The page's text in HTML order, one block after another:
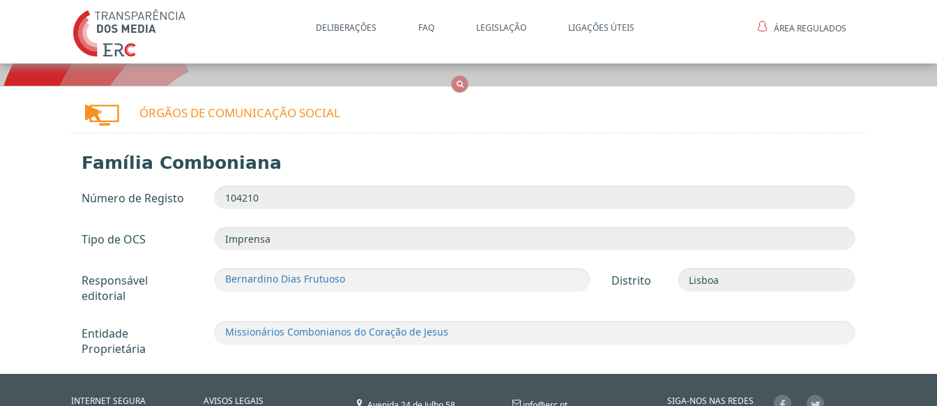
DELIBERAÇÕES FAQ LEGISLAÇÃO LIGAÇÕES ÚTEIS ÁREA REGULADOS
ÓRGÃOS DE COMUNICAÇÃO SOCIAL
Família Comboniana
Número de Registo
Tipo de OCS
Responsável
editorial
Bernardino Dias Frutuoso Distrito
Entidade
Proprietária
Missionários Combonianos do Coração de Jesus
INTERNET SEGURA AVISOS LEGAIS
SIGA-NOS NAS REDES